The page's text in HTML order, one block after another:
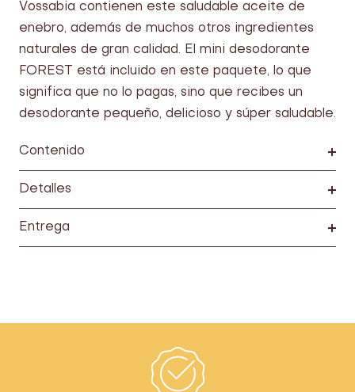
Vossabia contienen este saludable aceite de
enebro, además de muchos otros ingredientes
naturales de gran calidad. El mini desodorante
FOREST está incluido en este paquete, lo que
significa que no lo pagas, sino que recibes un
desodorante pequeño, delicioso y súper saludable.
Contenido
Detalles
Entrega